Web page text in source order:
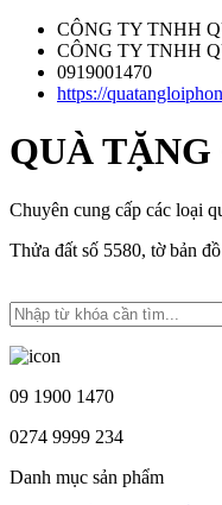
CÔNG TY TNHH
CÔNG TY TNHH
0919001470
https://
QUÀ
Chuyên cung cấp các loại
Thửa đất số 5580, tờ bản
09 1900 1470
0274 9999 234
Danh mục sản phẩm